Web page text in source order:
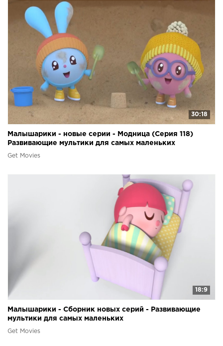
30:18
Малышарики - новые серии - Модница (Серия 118)
Развивающие мультики для самых маленьких
Get Movies
18:9
Малышарики - Сборник новых серий - Развивающие
мультики для самых маленьких
Get Movies